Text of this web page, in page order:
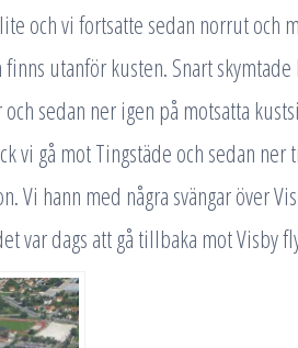
och vi fortsatte sedan norrut och
utanför kusten. Snart skymtade
sedan ner igen på motsatta
vi gå mot Tingstäde och sedan
Vi hann med några svängar över
var dags att gå tillbaka mot Visby